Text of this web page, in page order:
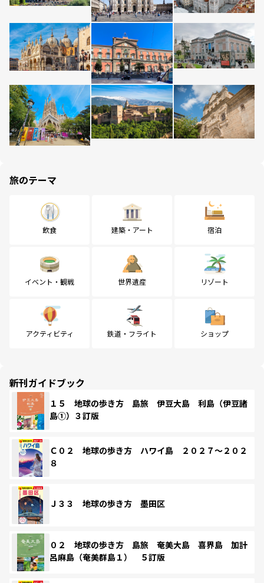
旅のテーマ
飲食 建築・アート 宿泊
イベント・観戦 世界遺産 リゾート
アクティビティ 鉄道・フライト ショップ
新刊ガイドブック
１５ 地球の歩き方 島旅 伊豆大島 利島（伊豆諸
島①）３訂版
Ｃ０２ 地球の歩き方 ハワイ島 ２０２７～２０２
８
Ｊ３３ 地球の歩き方 墨田区
０２ 地球の歩き方 島旅 奄美大島 喜界島 加計
呂麻島（奄美群島１） ５訂版